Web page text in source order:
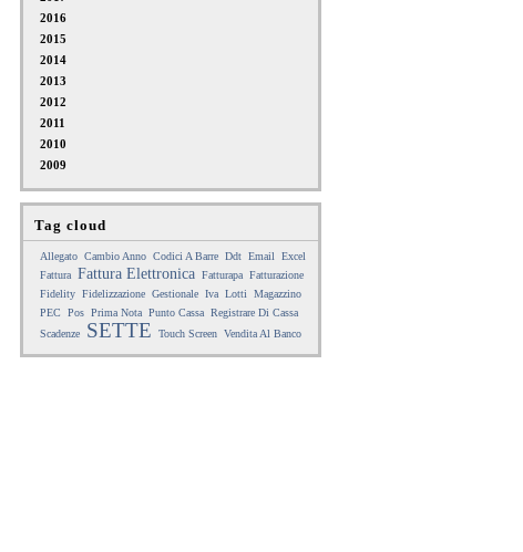
2016
2015
2014
2013
2012
2011
2010
2009
Tag cloud
Allegato Cambio Anno Codici A Barre Ddt Email
Excel
Fattura Fattura Elettronica Fatturapa Fatturazione
Fidelity Fidelizzazione Gestionale Iva Lotti
Magazzino
PEC
Pos Prima Nota Punto Cassa Registrare Di Cassa
Scadenze
SETTE Touch Screen Vendita Al Banco